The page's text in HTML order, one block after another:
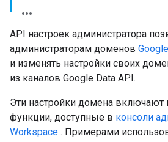
API настроек администратора
администраторам доменов
и изменять настройки своих
из каналов Google Data API.
Эти настройки домена включают
функции, доступные в консоли
Workspace . Примерами